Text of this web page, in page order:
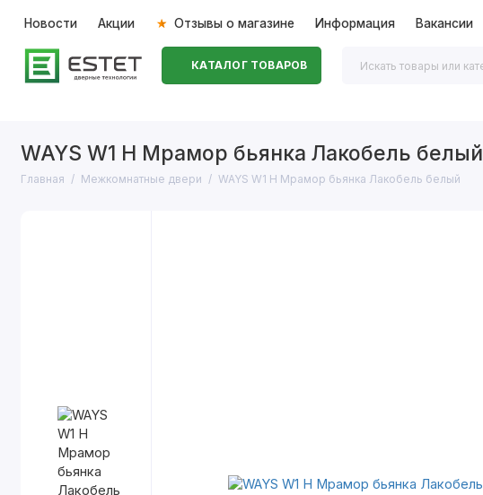
Новости Акции Отзывы о магазине Информация Вакансии
КАТАЛОГ ТОВАРОВ
WAYS W1 H Мрамор бьянка Лакобель белый
Главная Межкомнатные двери WAYS W1 H Мрамор бьянка Лакобель белый